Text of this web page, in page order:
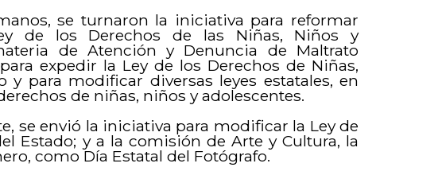
se turnaron la iniciativa para reformar
de los Derechos de las Niñas, Niños y
de Atención y Denuncia de Maltrato
expedir la Ley de los Derechos de Niñas,
y para modificar diversas leyes estatales, en
de niñas, niños y adolescentes.
se envió la iniciativa para modificar la Ley de
Estado; y a la comisión de Arte y Cultura, la
como Día Estatal del Fotógrafo.